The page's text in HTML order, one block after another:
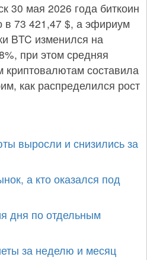
30 мая 2026 года биткоин
в 73 421,47 $, а эфириум
BTC изменился на
при этом средняя
составила
как распределился рост
выросли и снизились за
а кто оказался под
дня по отдельным
за неделю и месяц